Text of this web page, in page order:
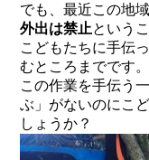
でも、最近この地
外出は禁止という
こどもたちに手伝
むところまでです。
この作業を手伝う
ぶ」がないのにこ
しょうか？